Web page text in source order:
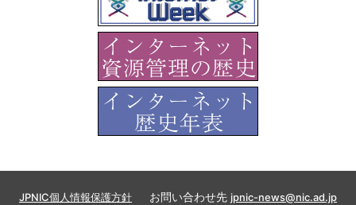
JPNIC個人情報保護方針 お問い合わせ先 jpnic-news@nic.ad.jp